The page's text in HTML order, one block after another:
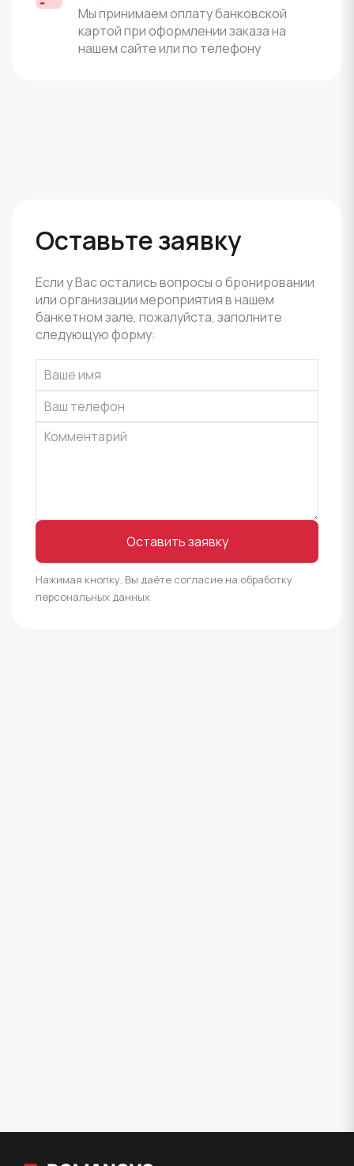
Мы принимаем оплату банковской
картой при оформлении заказа на
нашем сайте или по телефону
Оставьте заявку
Если у Вас остались вопросы о бронировании
или организации мероприятия в нашем
банкетном зале, пожалуйста, заполните
следующую форму:
Оставить заявку
Нажимая кнопку, Вы даёте согласие на обработку
персональных данных